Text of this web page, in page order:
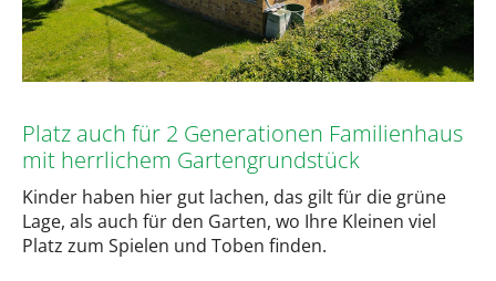
Platz auch für 2 Generationen Familienhaus
mit herrlichem Gartengrundstück
Kinder haben hier gut lachen, das gilt für die grüne
Lage, als auch für den Garten, wo Ihre Kleinen viel
Platz zum Spielen und Toben finden.